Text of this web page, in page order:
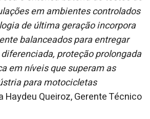
em ambientes controlados
de última geração incorpora
balanceados para entregar
proteção prolongada
em níveis que superam as
para motocicletas
Haydeu Queiroz, Gerente Técnico